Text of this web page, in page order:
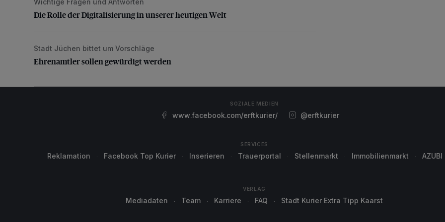
Die Rolle der Digitalisierung in unserer heutigen Welt
Wichtige Fragen und Antworten
Die Rolle der Digitalisierung in unserer heutigen Welt
Ehrenamtler sollen gewürdigt werden
Stadt Jüchen bittet um Vorschläge
Ehrenamtler sollen gewürdigt werden
SOZIALE MEDIEN
www.facebook.com/erftkurier/ @erftkurier
SERVICES
Reklamation Facebook Top Kurier Inserieren Trauerportal Stellenmarkt Immobilienmarkt AZUBI
VERLAG
Mediadaten Team Karriere FAQ Stadt Kurier Extra Tipp Kaarst